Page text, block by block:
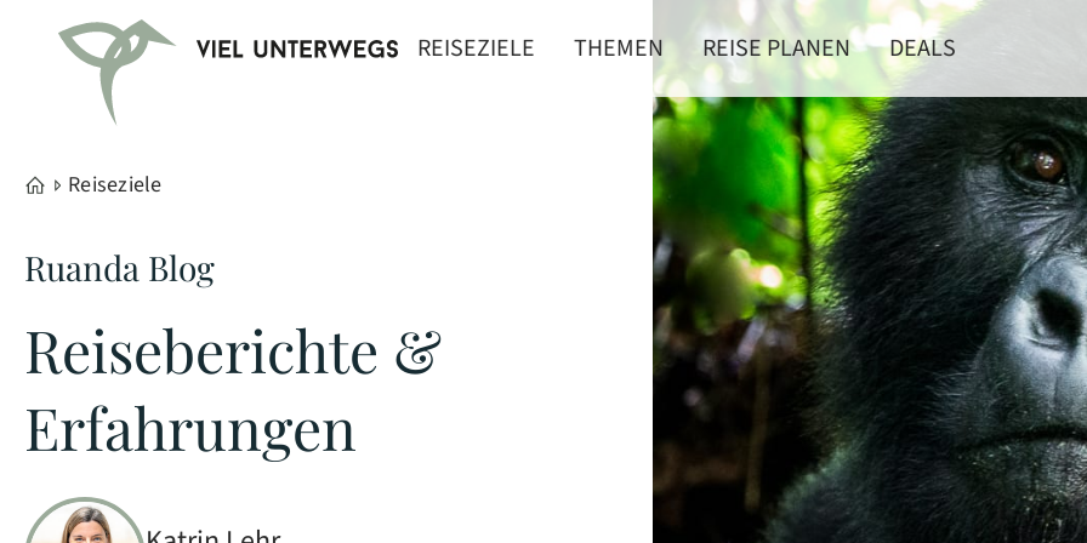
REISEZIELE THEMEN REISE PLANEN DEALS
Reiseziele
Ruanda Blog
Reiseberichte &
Erfahrungen